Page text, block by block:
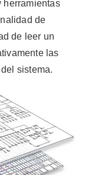
herramientas
de
de leer un
las
sistema.